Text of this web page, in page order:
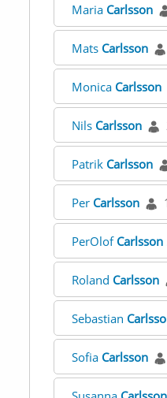
Maria Carlsson
Mats Carlsson
Monica Carlsson
Nils Carlsson
Patrik Carlsson
Per Carlsson
PerOlof Carlsson
Roland Carlsson
Sebastian
Sofia Carlsson